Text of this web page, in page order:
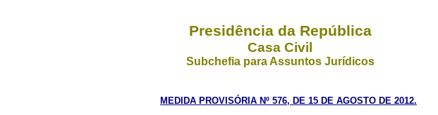
Presidência da República
Casa Civil
Subchefia para Assuntos Jurídicos
MEDIDA PROVISÓRIA Nº 576, DE 15 DE AGOSTO DE 2012.